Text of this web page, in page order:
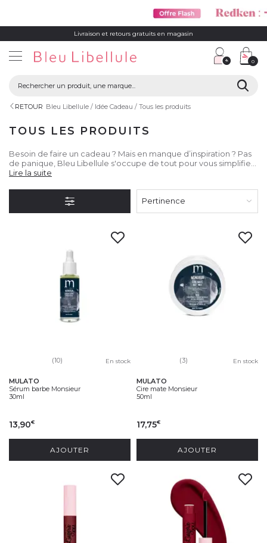
Livraison et retours gratuits en magasin
0
RETOUR Bleu Libellule Idée Cadeau Tous les produits
TOUS LES PRODUITS
Besoin de faire un cadeau ? Mais en manque d’inspiration ? Pas
de panique, Bleu Libellule s'occupe de tout pour vous simplifier
la vie. Que ce soit pour Noël, pour un Anniversaire, pour la Saint-
large choix de cadeaux pour lui, pour elle ou pour toutes les
personnes si spéciales qui vous entourent !
Lire la suite
Pertinence
(10) En stock
MULATO
Sérum barbe Monsieur
30ml
13,90€
AJOUTER
(3) En stock
MULATO
Cire mate Monsieur
50ml
17,75€
AJOUTER